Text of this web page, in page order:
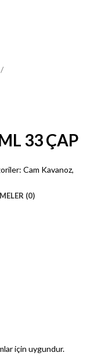
33 ÇAP
Cam Kavanoz,
(0)
için uygundur.